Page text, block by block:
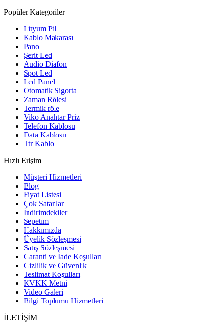
Popüler Kategoriler
Lityum Pil
Kablo Makarası
Pano
Şerit Led
Audio Diafon
Spot Led
Led Panel
Otomatik Sigorta
Zaman Rölesi
Termik röle
Viko Anahtar Priz
Telefon Kablosu
Data Kablosu
Ttr Kablo
Hızlı Erişim
Müşteri Hizmetleri
Blog
Fiyat Listesi
Çok Satanlar
İndirimdekiler
Sepetim
Hakkımızda
Üyelik Sözleşmesi
Satış Sözleşmesi
Garanti ve İade Koşulları
Gizlilik ve Güvenlik
Teslimat Koşulları
KVKK Metni
Video Galeri
Bilgi Toplumu Hizmetleri
İLETİŞİM